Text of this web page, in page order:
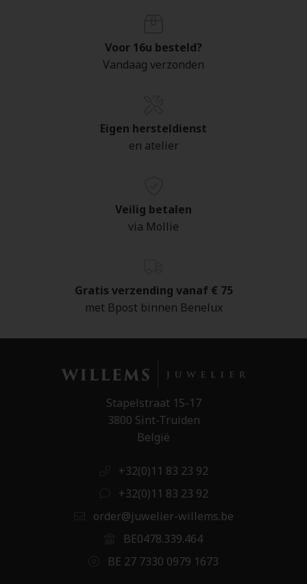
Voor 16u besteld?
Vandaag verzonden
Eigen hersteldienst
en atelier
Veilig betalen
via Mollie
Gratis verzending vanaf € 75
met Bpost binnen Benelux
Stapelstraat 15-17
3800 Sint-Truiden
België
+32(0)11 83 23 92
+32(0)11 83 23 92
order@juwelier-willems.be
BE0478.339.464
BE 27 7330 0979 1673